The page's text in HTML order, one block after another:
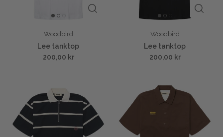
Woodbird
Lee tanktop
200,00 kr
Woodbird
Lee tanktop
200,00 kr